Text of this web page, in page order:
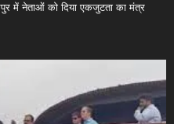
में नेताओं को दिया एकजुटता का मंत्र